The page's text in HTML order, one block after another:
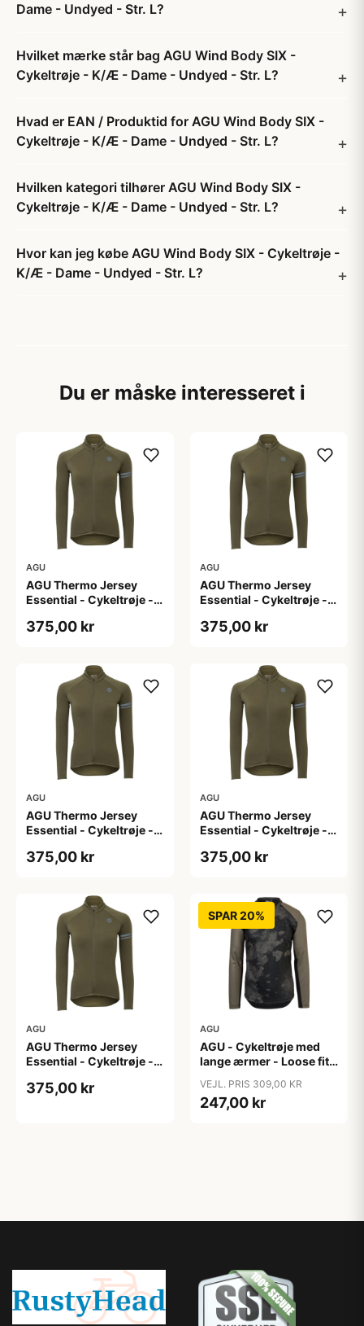
Dame - Undyed - Str. L?
Hvilket mærke står bag AGU Wind Body SIX -
Cykeltrøje - K/Æ - Dame - Undyed - Str. L?
Hvad er EAN / Produktid for AGU Wind Body SIX -
Cykeltrøje - K/Æ - Dame - Undyed - Str. L?
Hvilken kategori tilhører AGU Wind Body SIX -
Cykeltrøje - K/Æ - Dame - Undyed - Str. L?
Hvor kan jeg købe AGU Wind Body SIX - Cykeltrøje -
K/Æ - Dame - Undyed - Str. L?
Du er måske interesseret i
AGU
AGU Thermo Jersey
Essential - Cykeltrøje -
L
375,00 kr
AGU
AGU Thermo Jersey
Essential - Cykeltrøje -
M
375,00 kr
AGU
AGU Thermo Jersey
Essential - Cykeltrøje -
S
375,00 kr
AGU
AGU Thermo Jersey
Essential - Cykeltrøje -
XL
375,00 kr
AGU
AGU Thermo Jersey
Essential - Cykeltrøje -
XXL
375,00 kr
SPAR 20%
AGU
AGU - Cykeltrøje med
lange ærmer - Loose fit -
VEJL. PRIS 309,00 KR
247,00 kr